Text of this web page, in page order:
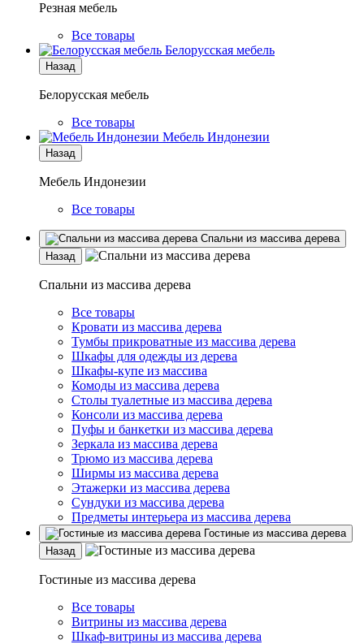
Резная мебель
Все товары
Белорусская мебель
Назад
Белорусская мебель
Все товары
Мебель Индонезии
Назад
Мебель Индонезии
Все товары
Спальни из массива дерева
Назад
Спальни из массива дерева
Все товары
Кровати из массива дерева
Тумбы прикроватные из массива дерева
Шкафы для одежды из дерева
Шкафы-купе из массива
Комоды из массива дерева
Столы туалетные из массива дерева
Консоли из массива дерева
Пуфы и банкетки из массива дерева
Зеркала из массива дерева
Трюмо из массива дерева
Ширмы из массива дерева
Этажерки из массива дерева
Сундуки из массива дерева
Предметы интерьера из массива дерева
Гостиные из массива дерева
Назад
Гостиные из массива дерева
Все товары
Витрины из массива дерева
Шкаф-витрины из массива дерева